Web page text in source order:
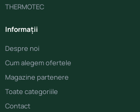
THERMOTEC
Informații
Despre noi
Cum alegem ofertele
Magazine partenere
Toate categoriile
Contact